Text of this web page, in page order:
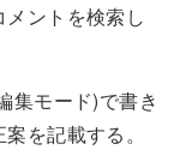
ントを検索し
集モード)で書き
を記載する。